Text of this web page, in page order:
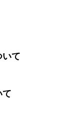
て
て